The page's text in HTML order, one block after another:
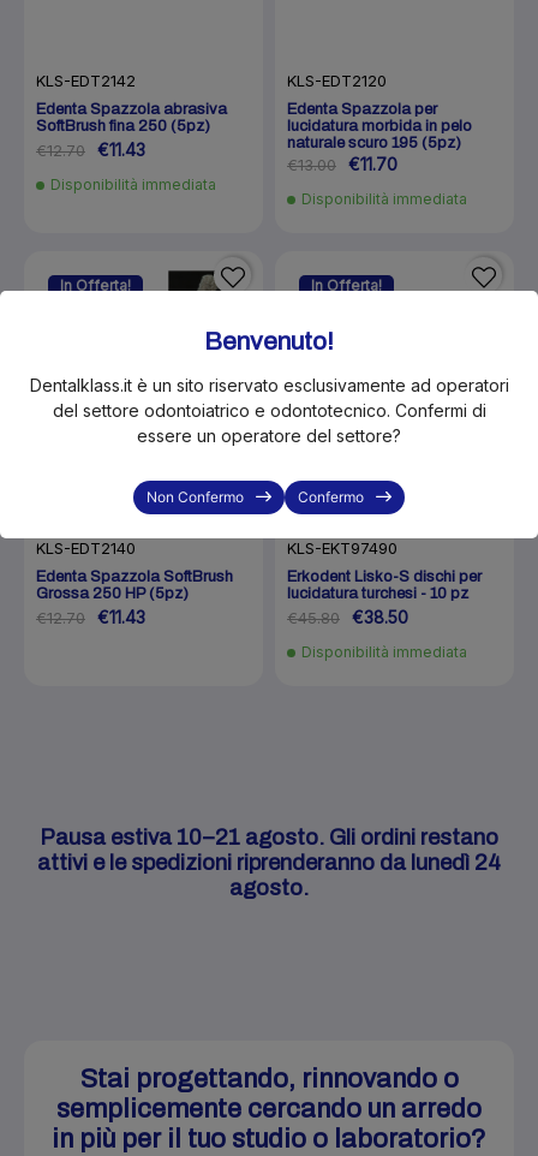
KLS-EDT2142
Edenta Spazzola abrasiva
SoftBrush fina 250 (5pz)
€12.70 €11.43
Disponibilità immediata
KLS-EDT2120
Edenta Spazzola per
lucidatura morbida in pelo
naturale scuro 195 (5pz)
€13.00 €11.70
Disponibilità immediata
In Offerta!
KLS-EDT2140
Edenta Spazzola SoftBrush
Grossa 250 HP (5pz)
€12.70 €11.43
In Offerta!
KLS-EKT97490
Erkodent Lisko-S dischi per
lucidatura turchesi - 10 pz
€45.80 €38.50
Disponibilità immediata
Pausa estiva 10–21 agosto. Gli ordini restano
attivi e le spedizioni riprenderanno da lunedì 24
agosto.
Stai progettando, rinnovando o
semplicemente cercando un arredo
in più per il tuo studio o laboratorio?
Benvenuto!
Dentalklass.it è un sito riservato esclusivamente ad operatori
del settore odontoiatrico e odontotecnico. Confermi di
essere un operatore del settore?
Non Confermo Confermo